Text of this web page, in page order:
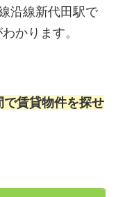
沿線新代田駅で
かります。
賃貸物件を探せ